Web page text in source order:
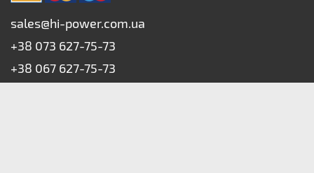
sales@hi-power.com.ua
+38 073 627-75-73
+38 067 627-75-73